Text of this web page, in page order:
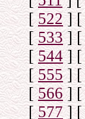
[522]
[533] [
[544]
[555]
[566]
[577]